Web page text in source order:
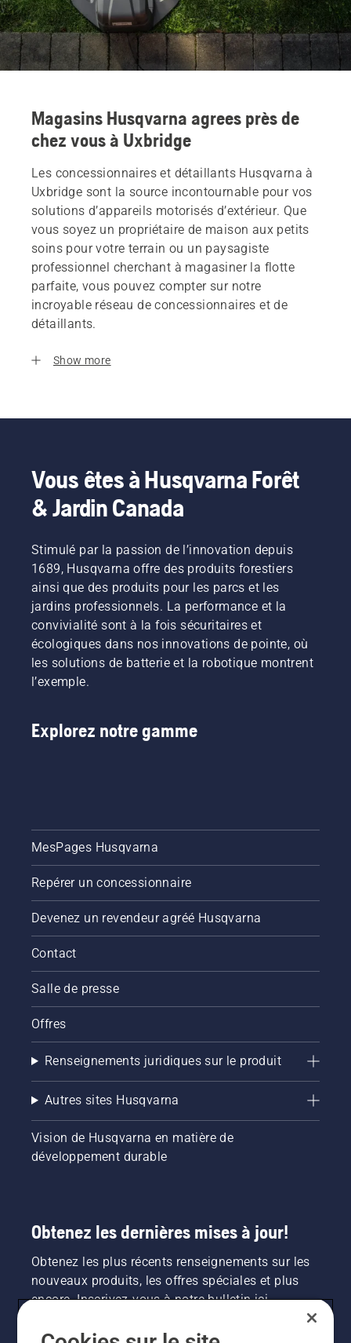
Magasins Husqvarna agrees près de
chez vous à Uxbridge
Les concessionnaires et détaillants Husqvarna à
Uxbridge sont la source incontournable pour vos
solutions d’appareils motorisés d’extérieur. Que
vous soyez un propriétaire de maison aux petits
soins pour votre terrain ou un paysagiste
professionnel cherchant à magasiner la flotte
parfaite, vous pouvez compter sur notre
incroyable réseau de concessionnaires et de
détaillants.
Show more
Vous êtes à Husqvarna Forêt
& Jardin Canada
Stimulé par la passion de l’innovation depuis
1689, Husqvarna offre des produits forestiers
ainsi que des produits pour les parcs et les
jardins professionnels. La performance et la
convivialité sont à la fois sécuritaires et
écologiques dans nos innovations de pointe, où
les solutions de batterie et la robotique montrent
l’exemple.
Explorez notre gamme
MesPages Husqvarna
Repérer un concessionnaire
Devenez un revendeur agréé Husqvarna
Contact
Salle de presse
Offres
Renseignements juridiques sur le produit
Autres sites Husqvarna
Vision de Husqvarna en matière de
développement durable
Obtenez les dernières mises à jour!
Obtenez les plus récents renseignements sur les
nouveaux produits, les offres spéciales et plus
encore. Inscrivez-vous à notre bulletin ici.